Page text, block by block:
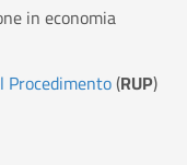
in economia
Procedimento(RUP)